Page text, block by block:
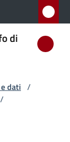
di
dati /
/